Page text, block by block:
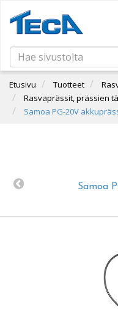
Etusivu Tuotteet
Rasvaprässit, prässien
Samoa PG-20V
Samoa